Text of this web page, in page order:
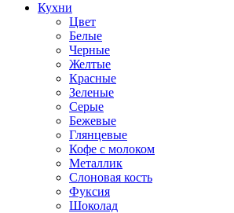
Кухни
Цвет
Белые
Черные
Желтые
Красные
Зеленые
Серые
Бежевые
Глянцевые
Кофе с молоком
Металлик
Слоновая кость
Фуксия
Шоколад